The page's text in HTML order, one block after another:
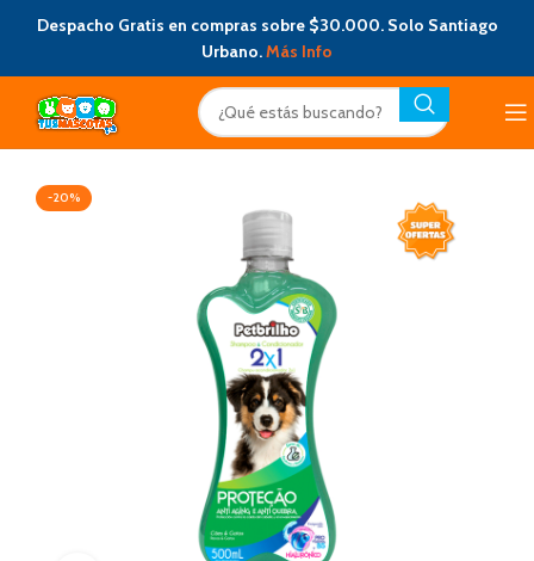
Despacho Gratis en compras sobre $30.000. Solo Santiago
Urbano.Más Info
-20%